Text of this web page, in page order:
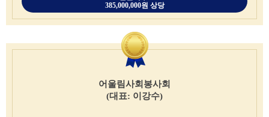
385,000,000원 상당
어울림사회봉사회
(대표: 이강수)